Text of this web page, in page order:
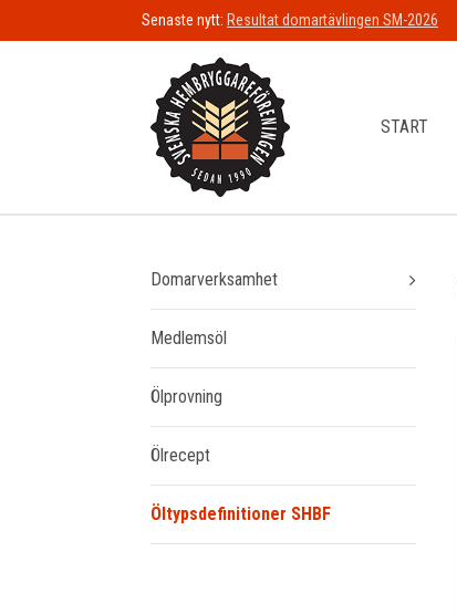
Senaste nytt: Resultat domartävlingen SM-2026
START
Domarverksamhet
Medlemsöl
Ölprovning
Ölrecept
Öltypsdefinitioner SHBF